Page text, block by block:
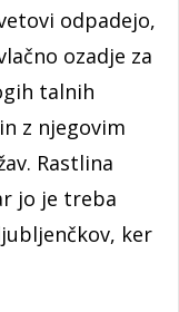
odpadejo,
ozadje za
talnih
z njegovim
Rastlina
jo je treba
ker